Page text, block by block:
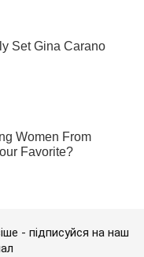
- підписуйся на наш